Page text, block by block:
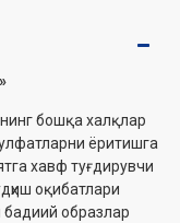
бошқа халқлар
ёритишга
хавф туғдирувчи
оқибатлари
образлар